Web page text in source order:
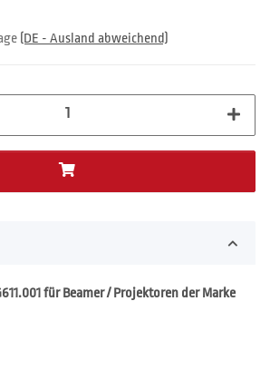
(DE - Ausland abweichend)
für Beamer / Projektoren der Marke